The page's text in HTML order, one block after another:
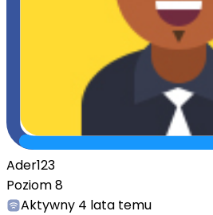
Ader123
Poziom8
Aktywny 4 lata temu